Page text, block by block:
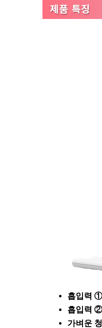
제품 특징
흡입력
흡입력
가벼운